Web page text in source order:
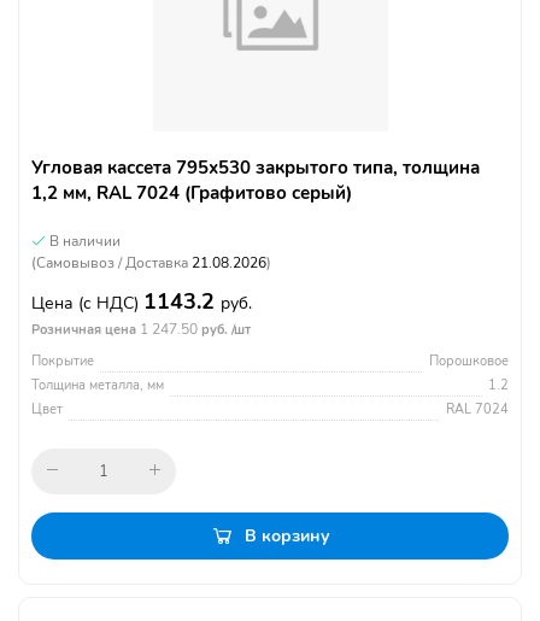
Угловая кассета 795х530 закрытого типа, толщина
1,2 мм, RAL 7024 (Графитово серый)
В наличии
(Самовывоз / Доставка 21.08.2026)
Цена (с НДС) 1143.2 руб.
Розничная цена 1 247.50 руб. /шт
Покрытие
Порошковое
Толщина металла, мм
1.2
Цвет
RAL 7024
В корзину